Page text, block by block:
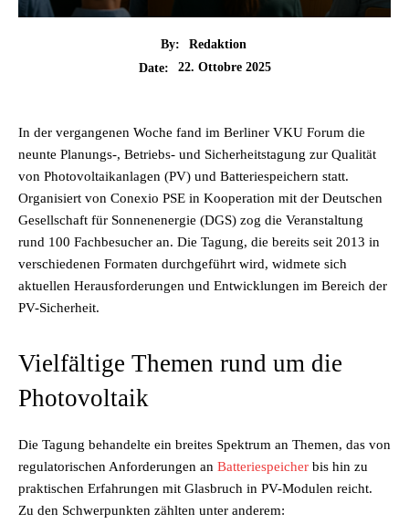
By:
Redaktion
Date:
22. Ottobre 2025
In der vergangenen Woche fand im Berliner VKU Forum die
neunte Planungs-, Betriebs- und Sicherheitstagung zur Qualität
von Photovoltaikanlagen (PV) und Batteriespeichern statt.
Organisiert von Conexio PSE in Kooperation mit der Deutschen
Gesellschaft für Sonnenenergie (DGS) zog die Veranstaltung
rund 100 Fachbesucher an. Die Tagung, die bereits seit 2013 in
verschiedenen Formaten durchgeführt wird, widmete sich
aktuellen Herausforderungen und Entwicklungen im Bereich der
PV-Sicherheit.
Vielfältige Themen rund um die
Photovoltaik
Die Tagung behandelte ein breites Spektrum an Themen, das von
regulatorischen Anforderungen an Batteriespeicher bis hin zu
praktischen Erfahrungen mit Glasbruch in PV-Modulen reicht.
Zu den Schwerpunkten zählten unter anderem: